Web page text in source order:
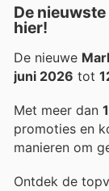
De
hier!
De nieuwe
juni 2026 tot
Met meer dan
promoties en
manieren om
Ontdek de